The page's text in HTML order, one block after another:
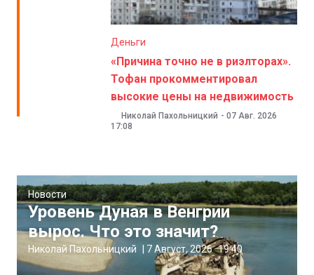
Деньги
«Причина точно не в риэлторах».
Тофан прокомментировал
высокие цены на недвижимость
Николай Пахольницкий - 07 Авг. 2026
17:08
Новости
Уровень Дуная в Венгрии
вырос. Что это значит?
Николай Пахольницкий 7 Август, 2026 19:40